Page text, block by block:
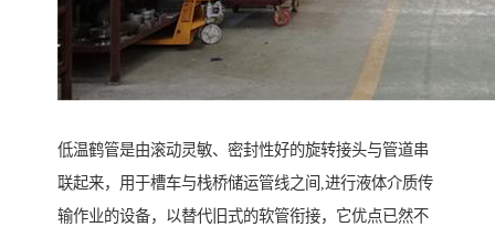
低温鹤管是由滚动灵敏、密封性好的旋转接头与管道串
联起来，用于槽车与栈桥储运管线之间,进行液体介质传
输作业的设备，以替代旧式的软管衔接，它优点已然不